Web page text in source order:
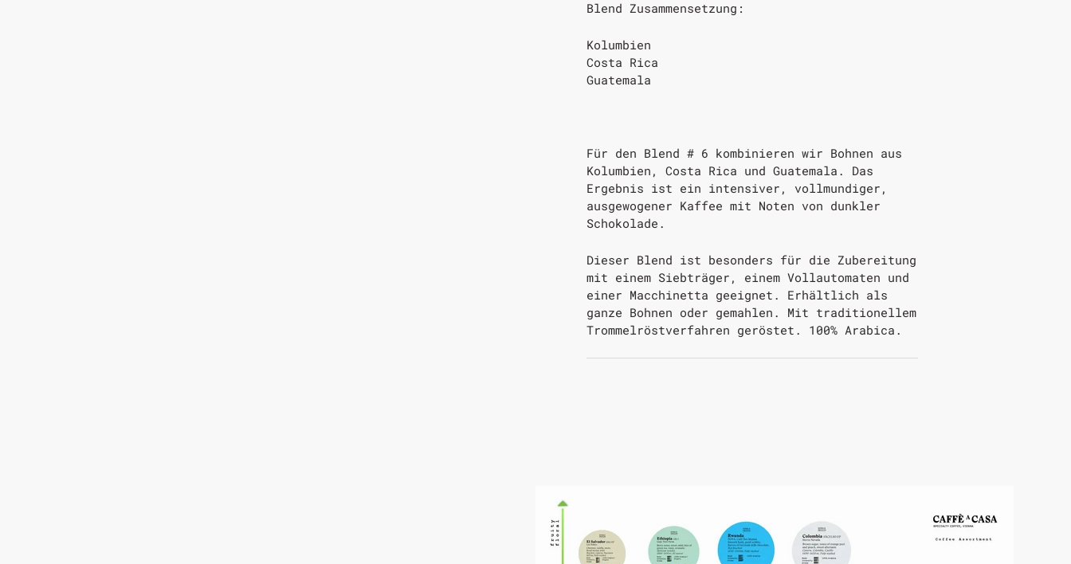
Blend Zusammensetzung:
Kolumbien
Costa Rica
Guatemala
Für den Blend # 6 kombinieren wir Bohnen aus
Kolumbien, Costa Rica und Guatemala. Das
Ergebnis ist ein intensiver, vollmundiger,
ausgewogener Kaffee mit Noten von dunkler
Schokolade.
Dieser Blend ist besonders für die Zubereitung
mit einem Siebträger, einem Vollautomaten und
einer Macchinetta geeignet. Erhältlich als
ganze Bohnen oder gemahlen. Mit traditionellem
Trommelröstverfahren geröstet. 100% Arabica.